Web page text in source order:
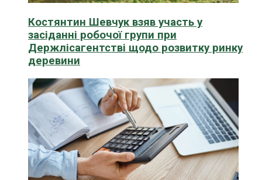
Костянтин Шевчук взяв участь у
засіданні робочої групи при
Держлісагентстві щодо розвитку ринку
деревини